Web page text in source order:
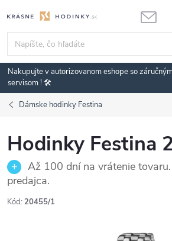
na
obsah
Nakupujte v autorizovanom eshope so
servisom ! 🛠️
Dámske hodinky Festina
Hodinky Festina
Až 100 dní na vrátenie
predajca.
Kód: 20455/1